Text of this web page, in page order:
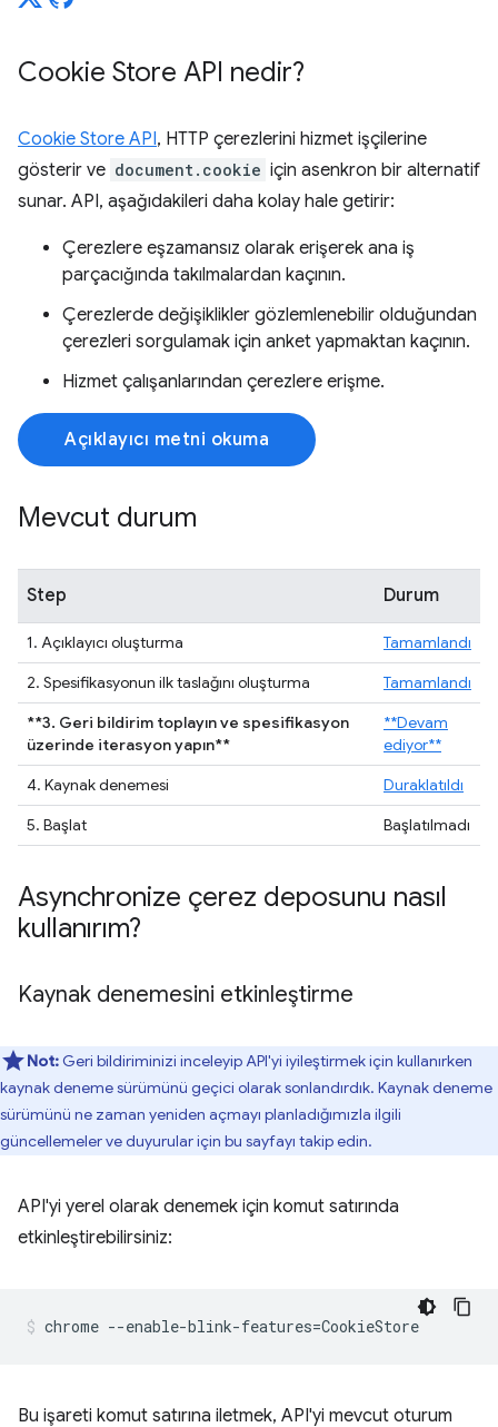
Cookie Store API nedir?
Cookie Store API, HTTP çerezlerini hizmet işçilerine
gösterir ve document.cookie için asenkron bir alternatif
sunar. API, aşağıdakileri daha kolay hale getirir:
Çerezlere eşzamansız olarak erişerek ana iş
parçacığında takılmalardan kaçının.
Çerezlerde değişiklikler gözlemlenebilir olduğundan
çerezleri sorgulamak için anket yapmaktan kaçının.
Hizmet çalışanlarından çerezlere erişme.
Açıklayıcı metni okuma
Mevcut durum
Step Durum
1. Açıklayıcı oluşturma
Tamamlandı
2. Spesifikasyonun ilk taslağını oluşturma
Tamamlandı
**3. Geri bildirim toplayın ve spesifikasyon
üzerinde iterasyon yapın**
**Devam
ediyor**
4. Kaynak denemesi
Duraklatıldı
5. Başlat
Başlatılmadı
Asynchronize çerez deposunu nasıl
kullanırım?
Kaynak denemesini etkinleştirme
Not: Geri bildiriminizi inceleyip API'yi iyileştirmek için kullanırken
kaynak deneme sürümünü geçici olarak sonlandırdık. Kaynak deneme
sürümünü ne zaman yeniden açmayı planladığımızla ilgili
güncellemeler ve duyurular için bu sayfayı takip edin.
API'yi yerel olarak denemek için komut satırında
etkinleştirebilirsiniz:
Bu işareti komut satırına iletmek, API'yi mevcut oturum